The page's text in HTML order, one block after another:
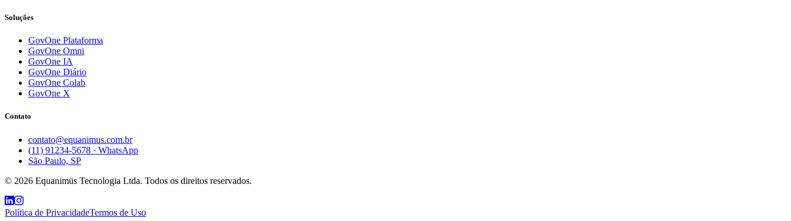
Soluções
GovOne Plataforma
GovOne Omni
GovOne IA
GovOne Diário
GovOne Colab
GovOne X
Contato
contato@equanimus.com.br
(11) 91234-5678 · WhatsApp
São Paulo, SP
© 2026 Equanimüs Tecnologia Ltda. Todos os direitos reservados.
Política de PrivacidadeTermos de Uso